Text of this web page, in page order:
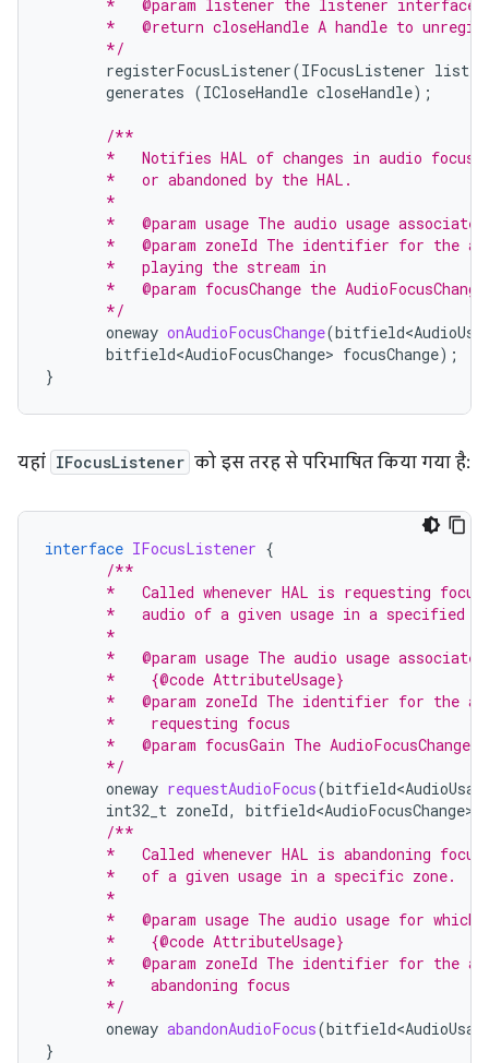
       *   @param listener the listener interface
*   @return closeHandle A handle to
       */
registerFocusListener(IFocusListener
generates (ICloseHandle closeHandle);
/**
*   Notifies HAL of changes in audio focus
       *   or abandoned by the HAL.
       *
*   @param usage The audio usage
*   @param zoneId The identifier for the
       *   playing the stream in
*   @param focusChange the
       */
oneway onAudioFocusChange(
bitfield<AudioFocusChange> focusChange);
}
यहां IFocusListener को इस तरह से परिभाषित किया गया है:
interface IFocusListener {
/**
*   Called whenever HAL is requesting
*   audio of a given usage in a specified
       *
*   @param usage The audio usage
       *    {@code AttributeUsage}
*   @param zoneId The identifier for the
       *    requesting focus
*   @param focusGain The AudioFocusChange
       */
oneway requestAudioFocus(
int32_t zoneId, bitfield<AudioFocusChange>
/**
*   Called whenever HAL is abandoning
       *   of a given usage in a specific zone.
       *
*   @param usage The audio usage for which
       *    {@code AttributeUsage}
*   @param zoneId The identifier for the
       *    abandoning focus
       */
oneway abandonAudioFocus(
}